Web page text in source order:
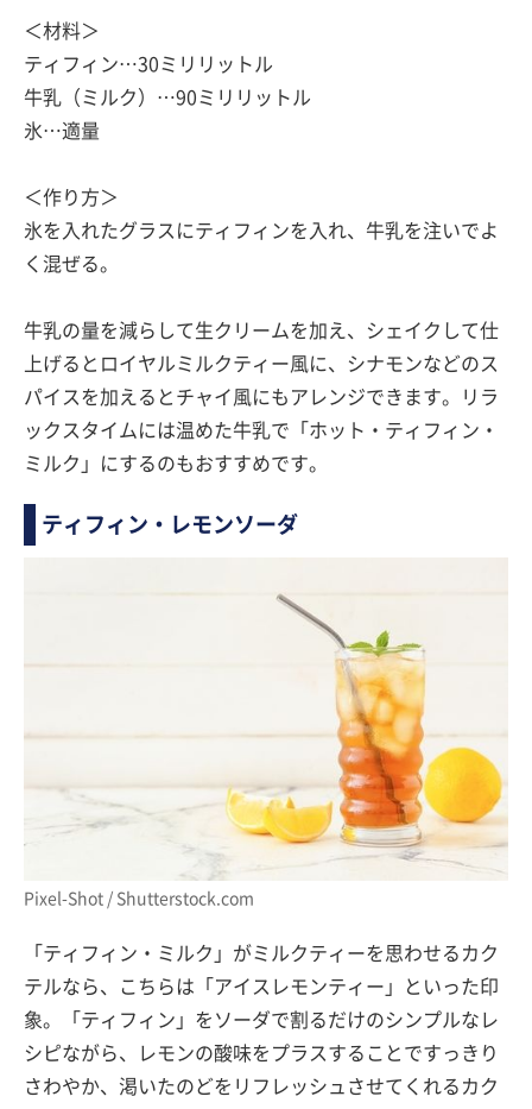
＜材料＞
ティフィン…30ミリリットル
牛乳（ミルク）…90ミリリットル
氷…適量
＜作り方＞
氷を入れたグラスにティフィンを入れ、牛乳を注いでよ
く混ぜる。
牛乳の量を減らして生クリームを加え、シェイクして仕
上げるとロイヤルミルクティー風に、シナモンなどのス
パイスを加えるとチャイ風にもアレンジできます。リラ
ックスタイムには温めた牛乳で「ホット・ティフィン・
ミルク」にするのもおすすめです。
ティフィン・レモンソーダ
Pixel-Shot / Shutterstock.com
「ティフィン・ミルク」がミルクティーを思わせるカク
テルなら、こちらは「アイスレモンティー」といった印
象。「ティフィン」をソーダで割るだけのシンプルなレ
シピながら、レモンの酸味をプラスすることですっきり
さわやか、渇いたのどをリフレッシュさせてくれるカク